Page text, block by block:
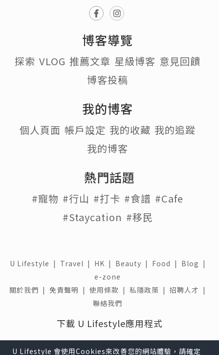
博客導覽
探索 VLOG 推薦文章 星級博客 意見回饋
博客投稿
我的博客
個人頁面 帳戶設定 我的收藏 我的追蹤
我的博客
熱門話題
#寵物 #行山 #打卡 #食譜 #Cafe
#Staycation #移民
U Lifestyle | Travel | HK | Beauty | Food | Blog |
e-zone
關於我們 | 免責聲明 | 使用條款 | 私隱政策 | 招聘人才 |
聯絡我們
下載 U Lifestyle應用程式
U Lifestyle 會使用Cookies來改善您的網站體驗，請確定